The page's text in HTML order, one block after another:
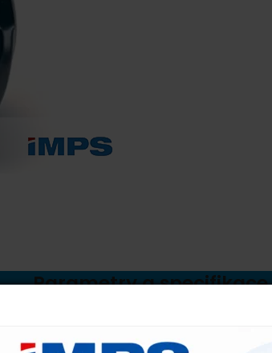
Parametry a specifikace